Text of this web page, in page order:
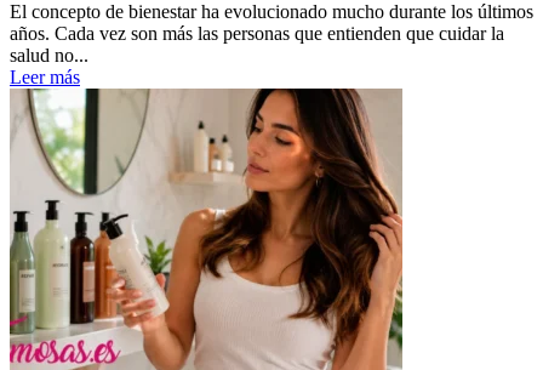
El concepto de bienestar ha evolucionado mucho durante los últimos
años. Cada vez son más las personas que entienden que cuidar la
salud no...
Leer más